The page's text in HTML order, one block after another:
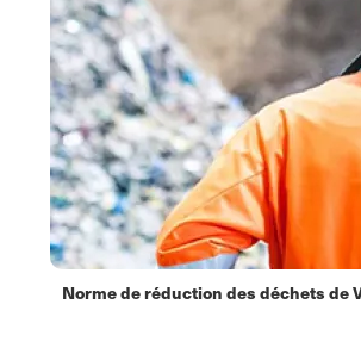
Norme de réduction des déchets de